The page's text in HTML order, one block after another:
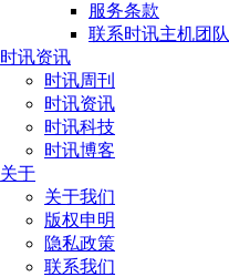
服务条款
联系时讯主机团队
时讯资讯
时讯周刊
时讯资讯
时讯科技
时讯博客
关于
关于我们
版权申明
隐私政策
联系我们